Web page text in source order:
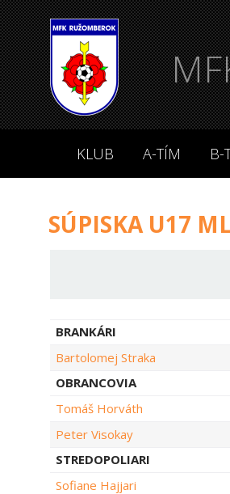
KLUB A-TÍM B-
SÚPISKA U17
BRANKÁRI
Bartolomej Straka
OBRANCOVIA
Tomáš Horváth
Peter Visokay
STREDOPOLIARI
Sofiane Hajjari